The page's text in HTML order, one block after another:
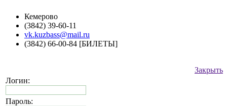
Кемерово
(3842) 39-60-11
vk.kuzbass@mail.ru
(3842) 66-00-84 [БИЛЕТЫ]
Закрыть
Логин:
Пароль: